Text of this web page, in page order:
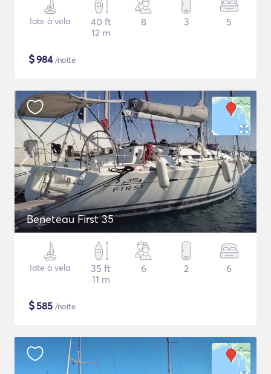
Iate à vela
40 ft
12 m
8 3 5
$984/noite
Beneteau First 35
Iate à vela
35 ft
11 m
6 2 6
$585 /noite